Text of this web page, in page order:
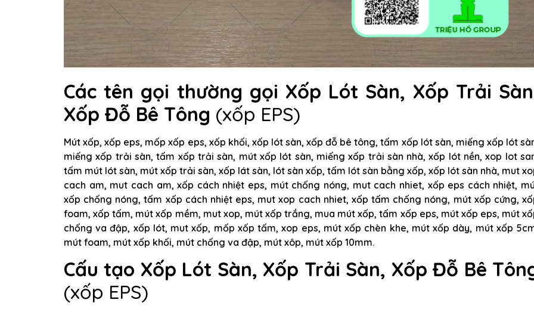
Các tên gọi thường gọi Xốp Lót Sàn, Xốp Trải
Xốp Đỗ Bê Tông (xốp EPS)
Mút xốp, xốp eps, mốp xốp eps, xốp khối, xốp lót sàn, xốp đỗ bê tông, tấm xốp lót sàn, miếng xốp lót
miếng xốp trải sàn, tấm xốp trải sàn, mút xốp lót sàn, miếng xốp trải sàn nhà, xốp lót nền, xop lot
tấm mút lót sàn, mút xốp trải sàn, xốp lát sàn, lót sàn xốp, tấm lót sàn bằng xốp, xốp lót sàn nhà, mut
cach am, mut cach am, xốp cách nhiệt eps, mút chống nóng, mut cach nhiet, xốp eps cách nhiệt,
xốp chống nóng, tấm xốp cách nhiệt eps, mut xop cach nhiet, xốp tấm chống nóng, mút xốp cứng,
foam, xốp tấm, mút xốp mềm, mut xop, mút xốp trắng, mua mút xốp, tấm xốp eps, mút xốp eps, mút
chống va đập, xốp lót, mut xốp, mốp xốp tấm, xop eps, mút xốp chèn khe, mút xốp dày, mút xốp
mút foam, mút xốp khối, mút chống va đập, mút xôp, mút xốp 10mm.
Cấu tạo Xốp Lót Sàn, Xốp Trải Sàn, Xốp Đỗ Bê
(xốp EPS)